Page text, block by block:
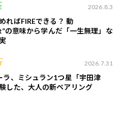
2026.8.3
ればFIREできる？ 動
の意味から学んだ「一生無理」な
2026.7.31
ラ、ミシュラン1つ星「宇田津
した、大人の新ペアリング